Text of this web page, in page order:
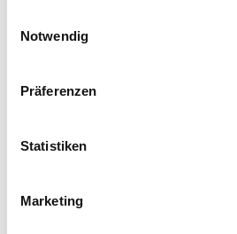
Notwendig
Präferenzen
Statistiken
Marketing